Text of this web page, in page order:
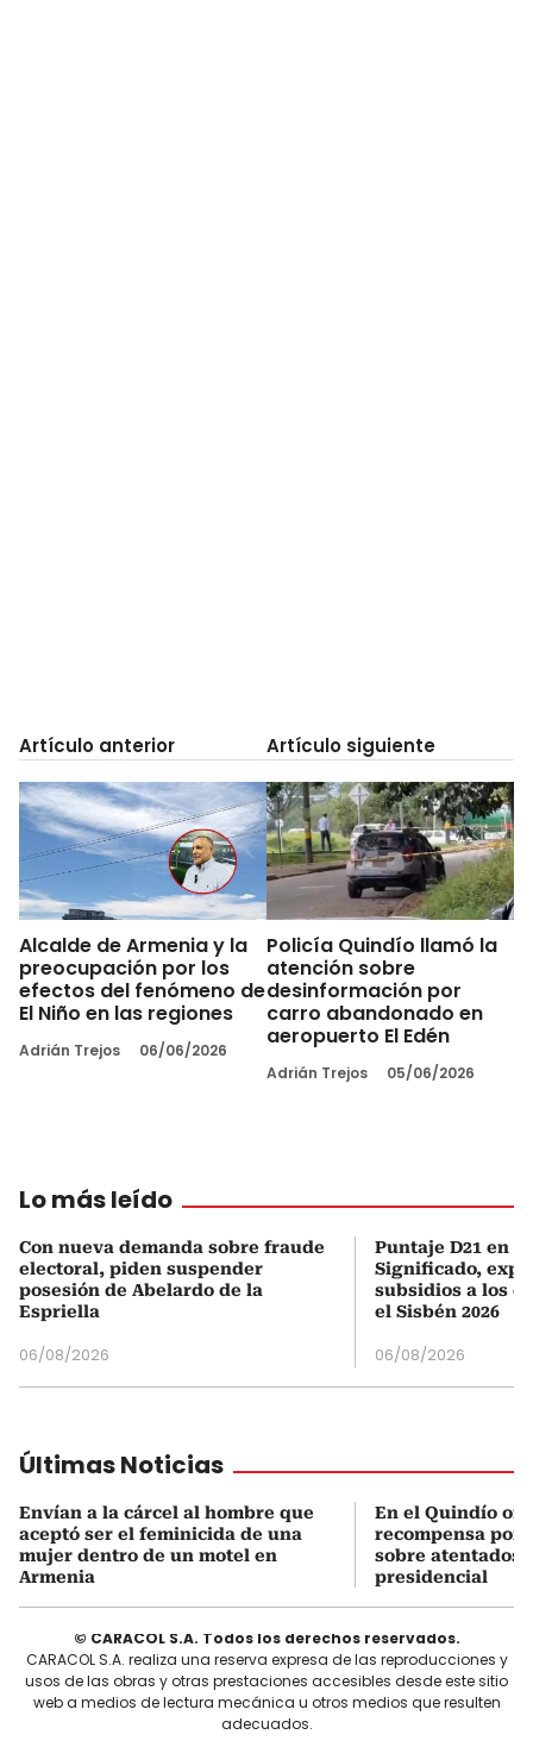
Artículo anterior
Alcalde de Armenia y la
preocupación por los
efectos del fenómeno de
El Niño en las regiones
Adrián Trejos 06/06/2026
Artículo siguiente
Policía Quindío llamó la
atención sobre
desinformación por
carro abandonado en
aeropuerto El Edén
Adrián Trejos 05/06/2026
Lo más leído
Con nueva demanda sobre fraude
electoral, piden suspender
posesión de Abelardo de la
Espriella
06/08/2026
Puntaje D21 en
Significado,
subsidios a los
el Sisbén 2026
06/08/2026
Últimas Noticias
Envían a la cárcel al hombre que
aceptó ser el feminicida de una
mujer dentro de un motel en
Armenia
En el Quindío
recompensa por
sobre atentados
presidencial
© CARACOL S.A. Todos los derechos reservados.
CARACOL S.A. realiza una reserva expresa de las reproducciones y
usos de las obras y otras prestaciones accesibles desde este sitio
web a medios de lectura mecánica u otros medios que resulten
adecuados.